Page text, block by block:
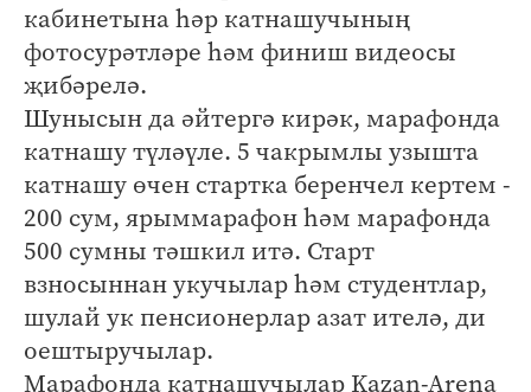
кабинетына һәр катнашучының
фотосурәтләре һәм финиш видеосы
җибәрелә.
Шунысын да әйтергә кирәк, марафонда
катнашу түләүле. 5 чакрымлы узышта
катнашу өчен стартка беренчел кертем -
200 сум, ярыммарафон һәм марафонда
500 сумны тәшкил итә. Старт
взносыннан укучылар һәм студентлар,
шулай ук пенсионерлар азат ителә, ди
оештыручылар.
Марафонда катнашучылар Kazan-Arena